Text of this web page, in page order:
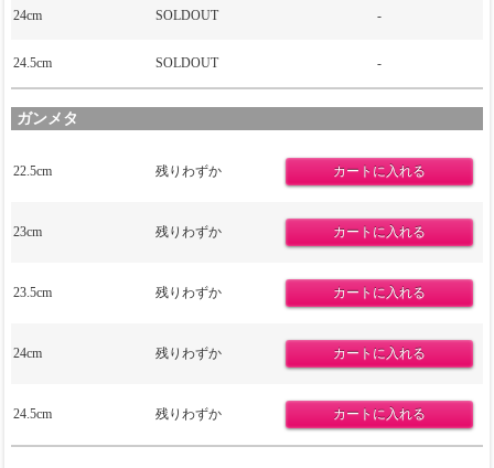
24cm SOLDOUT -
24.5cm SOLDOUT -
ガンメタ
22.5cm 残りわずか
23cm 残りわずか
23.5cm 残りわずか
24cm 残りわずか
24.5cm 残りわずか